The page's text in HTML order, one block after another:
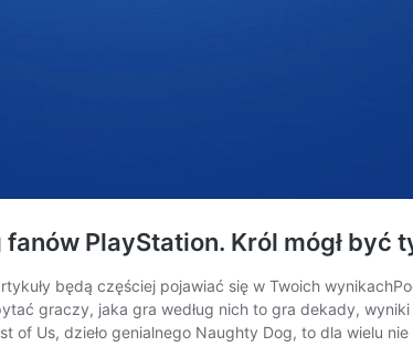
PlayStation. Król mógł być
będą częściej pojawiać się w Twoich
graczy, jaka gra według nich to gra dekady,
of Us, dzieło genialnego Naughty Dog, to dla wielu